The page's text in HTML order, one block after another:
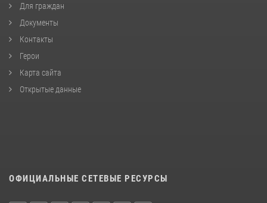
Для граждан
Документы
Контакты
Герои
Карта сайта
Открытые данные
ОФИЦИАЛЬНЫЕ СЕТЕВЫЕ РЕСУРСЫ